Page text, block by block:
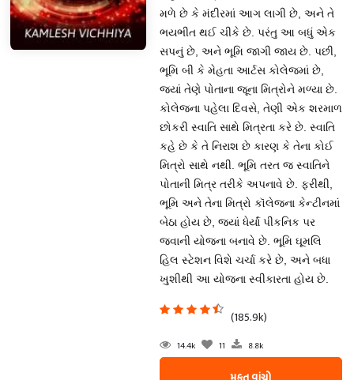
મળે છે કે મંદીરમાં આગ લાગી છે, અને તે
ભયભીત થઈ ચીકે છે. પરંતુ આ બધું એક
સપનું છે, અને ભૂમિ જાગી જાય છે. પછી,
ભૂમિ બી કે મેહતા આર્ટસ કોલેજમાં છે,
જ્યાં તેણે પોતાના જૂના મિત્રોને મળ્યા છે.
કોલેજના પહેલા દિવસે, તેણી એક શરમાળ
છોકરી સ્વાતિ સાથે મિત્રતા કરે છે. સ્વાતિ
કહે છે કે તે નિરાશ છે કારણ કે તેના કોઈ
મિત્રો સાથે નથી. ભૂમિ તરત જ સ્વાતિને
પોતાની મિત્ર તરીકે અપનાવે છે. ફરીથી,
ભૂમિ અને તેના મિત્રો કૉલેજના કેન્ટીનમાં
બેઠા હોય છે, જ્યાં ધેર્યાં પીકનિક પર
જવાની યોજના બનાવે છે. ભૂમિ ઘૂમલિ
હિલ સ્ટેશન વિશે ચર્ચા કરે છે, અને બધા
ખુશીથી આ યોજના સ્વીકારતા હોય છે.
(185.9k)
14.4k 11 8.8k